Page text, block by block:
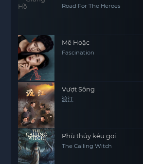
Road For The Heroes
Mê Hoặc
Fascination
Vượt Sông
渡江
Phù thủy kêu gọi
The Calling Witch